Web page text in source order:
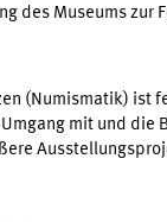
des Museums zur
(Numismatik) ist
mit und die